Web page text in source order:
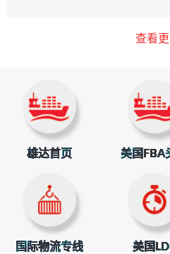
死”！
免税时代彻底终结！特朗普取消
地震来了
加拿大突然开门！4.9万辆中国电
六月外贸新规来了！这些变化直接
首页 上一页 2 3
查看
雄达首页 美国FBA
国际物流专线 美国